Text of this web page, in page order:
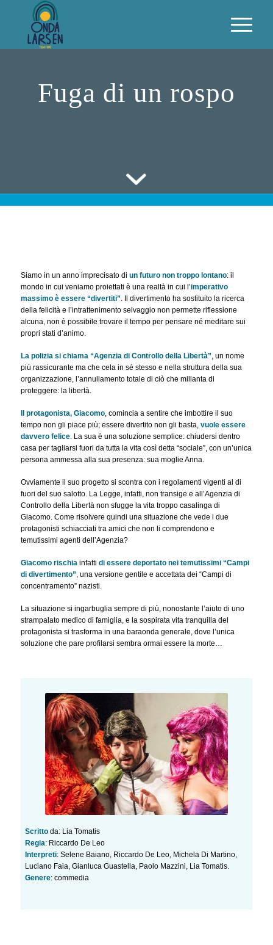
Fuga di un rospo
Siamo in un anno imprecisato di un futuro non troppo lontano: il
mondo in cui veniamo proiettati è una realtà in cui l’imperativo
massimo è essere “divertiti”. Il divertimento ha sostituito la ricerca
della felicità e l’intrattenimento selvaggio non permette riflessione
alcuna, non è possibile trovare il tempo per pensare né meditare sui
propri stati d’animo.
La polizia si chiama “Agenzia di Controllo della Libertà”, un nome
più rassicurante ma che cela in sé stesso e nella struttura della sua
organizzazione, l’annullamento totale di ciò che millanta di
proteggere: la libertà.
Il protagonista, Giacomo, comincia a sentire che imbottire il suo
tempo non gli piace più; essere divertito non gli basta, vuole essere
davvero felice. La sua è una soluzione semplice: chiudersi dentro
casa per tagliarsi fuori da tutta la vita così detta “sociale”, con un’unica
persona ammessa alla sua presenza: sua moglie Anna.
Ovviamente il suo progetto si scontra con i regolamenti vigenti al di
fuori del suo salotto. La Legge, infatti, non transige e all’Agenzia di
Controllo della Libertà non sfugge la vita troppo casalinga di
Giacomo. Come risolvere quindi una situazione che vede i due
protagonisti schiacciati tra amici che non li comprendono e
temutissimi agenti dell’Agenzia?
Giacomo rischiainfatti di essere deportato nei temutissimi “Campi
di divertimento”, una versione gentile e accettata dei “Campi di
concentramento” nazisti.
La situazione si ingarbuglia sempre di più, nonostante l’aiuto di uno
strampalato medico di famiglia, e la sospirata vita tranquilla del
protagonista si trasforma in una baraonda generale, dove l’unica
soluzione che pare profilarsi sembra ormai essere la morte…
Scritto da: Lia Tomatis
Regia: Riccardo De Leo
Interpreti: Selene Baiano, Riccardo De Leo, Michela Di Martino,
Luciano Faia, Gianluca Guastella, Paolo Mazzini, Lia Tomatis.
Genere: commedia